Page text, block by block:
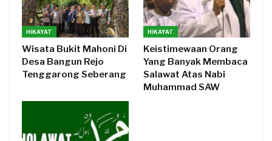
HIKAYAT
Wisata Bukit Mahoni Di
Desa Bangun Rejo
Tenggarong Seberang
HIKAYAT
Keistimewaan Orang
Yang Banyak Membaca
Salawat Atas Nabi
Muhammad SAW